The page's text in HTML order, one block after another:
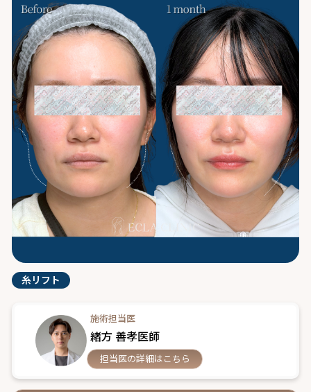
糸リフト
施術担当医
緒方 善孝医師
担当医の詳細はこちら